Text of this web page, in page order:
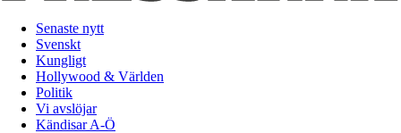
Senaste nytt
Svenskt
Kungligt
Hollywood & Världen
Politik
Vi avslöjar
Kändisar A-Ö